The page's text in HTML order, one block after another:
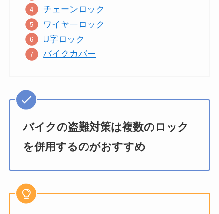
チェーンロック
ワイヤーロック
U字ロック
バイクカバー
バイクの盗難対策は複数のロック
を併用するのがおすすめ